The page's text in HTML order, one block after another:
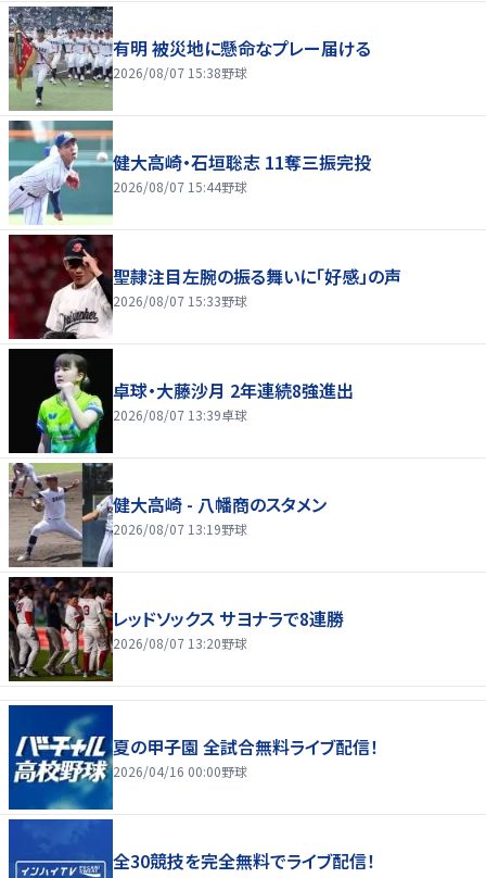
有明 被災地に懸命なプレー届ける
2026/08/07 15:38野球
健大高崎・石垣聡志 11奪三振完投
2026/08/07 15:44野球
聖隷注目左腕の振る舞いに「好感」の声
2026/08/07 15:33野球
卓球・大藤沙月 2年連続8強進出
2026/08/07 13:39卓球
健大高崎 - 八幡商のスタメン
2026/08/07 13:19野球
レッドソックス サヨナラで8連勝
2026/08/07 13:20野球
夏の甲子園 全試合無料ライブ配信！
2026/04/16 00:00野球
全30競技を完全無料でライブ配信！